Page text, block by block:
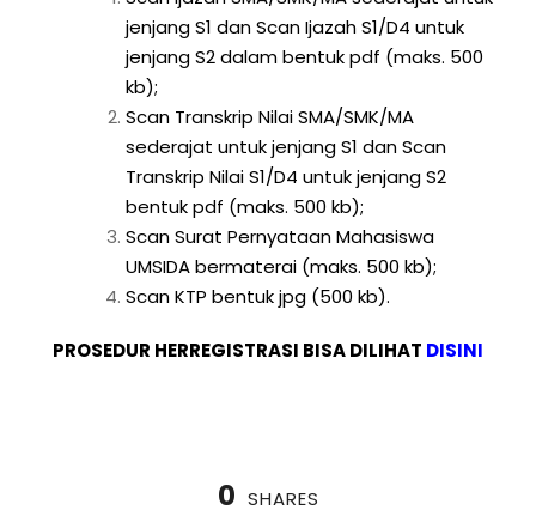
jenjang S1 dan Scan Ijazah S1/D4 untuk
jenjang S2 dalam bentuk pdf (maks. 500
kb);
Scan Transkrip Nilai SMA/SMK/MA
sederajat untuk jenjang S1 dan Scan
Transkrip Nilai S1/D4 untuk jenjang S2
bentuk pdf (maks. 500 kb);
Scan Surat Pernyataan Mahasiswa
UMSIDA bermaterai (maks. 500 kb);
Scan KTP bentuk jpg (500 kb).
PROSEDUR HERREGISTRASI BISA DILIHAT DISINI
0 SHARES